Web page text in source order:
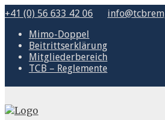
+41 (0) 56 633 42 06
Mimo-Doppel
Beitrittserklärung
Mitgliederbereich
TCB – Reglemente